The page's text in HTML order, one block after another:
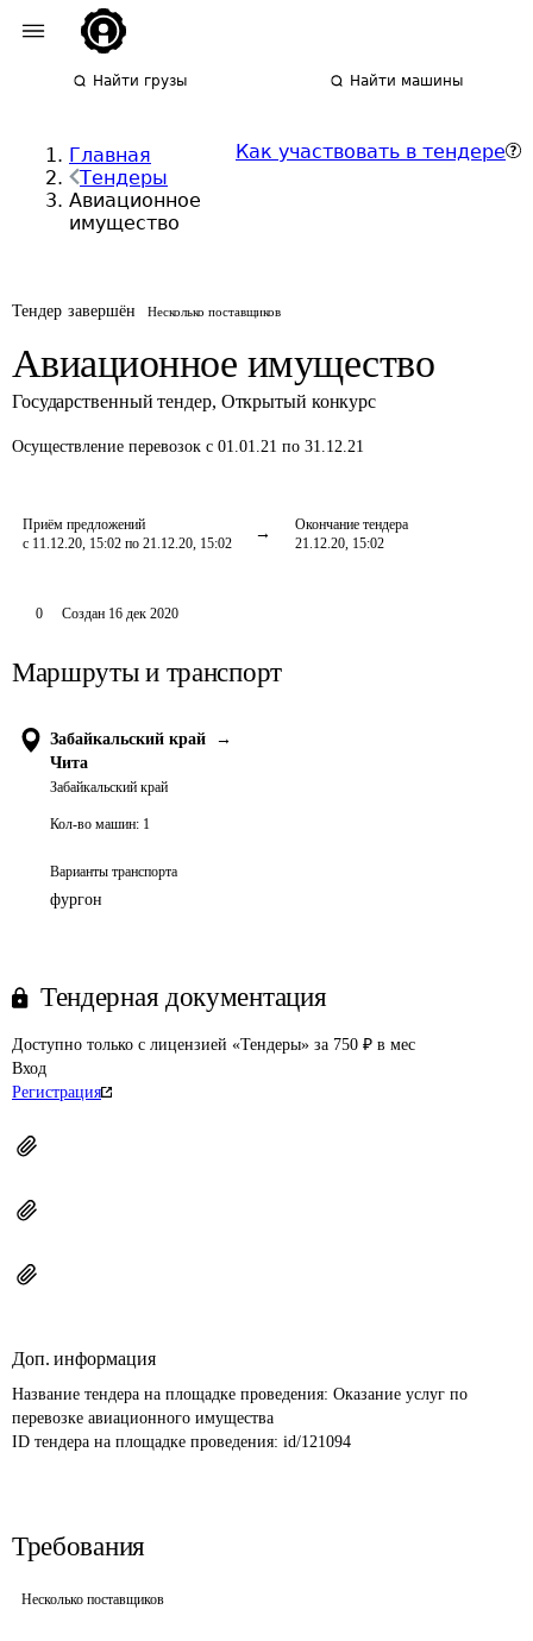
Найти грузы Найти машины
Главная
Тендеры
Авиационное
имущество
Как участвовать в тендере
Тендер завершён Несколько поставщиков
Авиационное имущество
Государственный тендер, Открытый конкурс
Осуществление перевозок с 01.01.21 по 31.12.21
Приём предложений
с 11.12.20, 15:02 по 21.12.20, 15:02
Окончание тендера
21.12.20, 15:02
0 Создан 16 дек 2020
Маршруты и транспорт
Забайкальский край
→
Чита
Забайкальский край
Кол-во машин: 1
Варианты транспорта
фургон
Тендерная документация
Доступно только с лицензией «Тендеры» за 750 ₽ в мес
Вход
Регистрация
Доп. информация
Название тендера на площадке проведения: Оказание услуг по
перевозке авиационного имущества
ID тендера на площадке проведения: id/121094
Требования
Несколько поставщиков